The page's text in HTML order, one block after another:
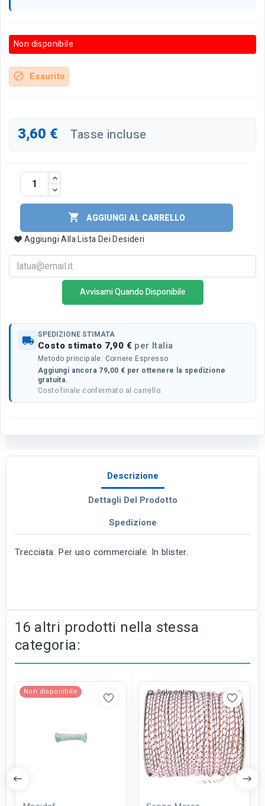
Non disponibile
block Esaurito
3,60 € Tasse incluse

AGGIUNGI AL CARRELLO
Aggiungi Alla Lista Dei Desideri
Avvisami Quando Disponibile
local_shipping SPEDIZIONE STIMATA
Costo stimato 7,90 € per Italia
Metodo principale: Corriere Espresso
Aggiungi ancora 79,00 € per ottenere la spedizione
gratuita.
Costo finale confermato al carrello.
Descrizione
Dettagli Del Prodotto
Spedizione
Trecciata. Per uso commerciale. In blister.
16 altri prodotti nella stessa
categoria:
Non disponibile Solo online